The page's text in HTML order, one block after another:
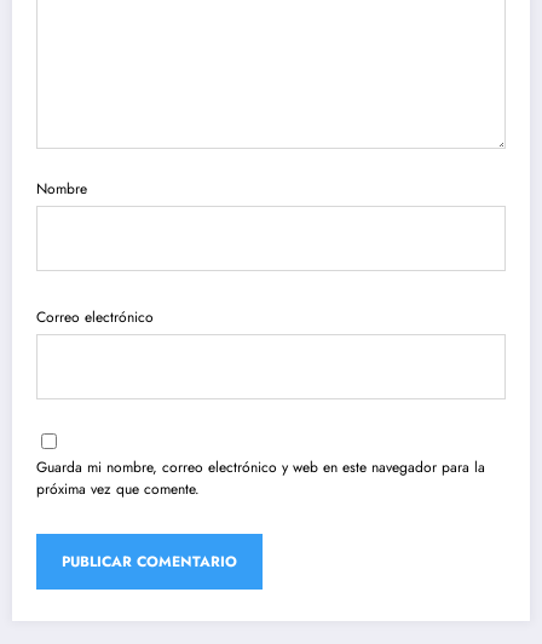
Nombre
Correo electrónico
Guarda mi nombre, correo electrónico y web en este navegador para la
próxima vez que comente.